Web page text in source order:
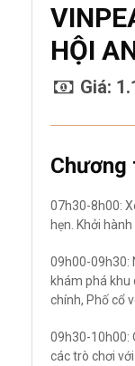
HỘI
Giá:
Chương
07h30-8h00:
hẹn. Khởi
09h00-09h30:
khám phá khu
chính, Phố cổ
09h30-10h00:
các trò chơi